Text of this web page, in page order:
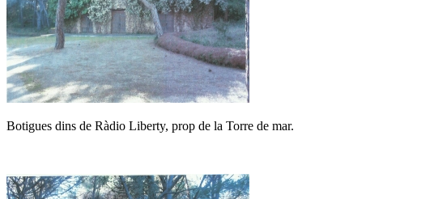
Botigues dins de Ràdio Liberty, prop de la Torre de mar.